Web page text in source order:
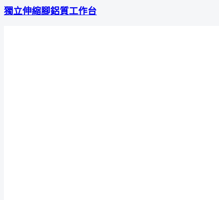
獨立伸縮腳鋁質工作台